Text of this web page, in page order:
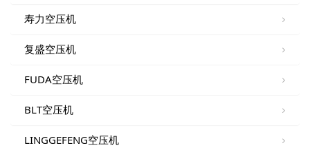
寿力空压机
复盛空压机
FUDA空压机
BLT空压机
LINGGEFENG空压机